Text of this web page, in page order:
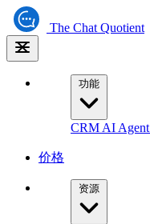
The Chat Quotient
功能
CRM AI Agent
价格
资源